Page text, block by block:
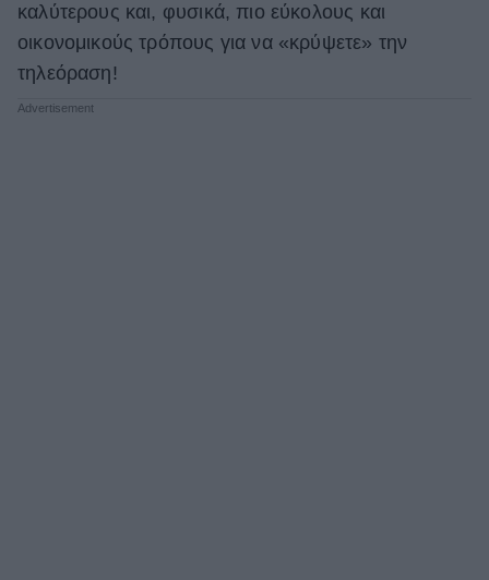
Market News
καλύτερους και, φυσικά, πιο εύκολους και
οικονομικούς τρόπους για να «κρύψετε» την
τηλεόραση!